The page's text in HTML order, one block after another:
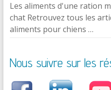
Les aliments d'une ration
chat Retrouvez tous les
aliments pour chiens …
Nous suivre sur les